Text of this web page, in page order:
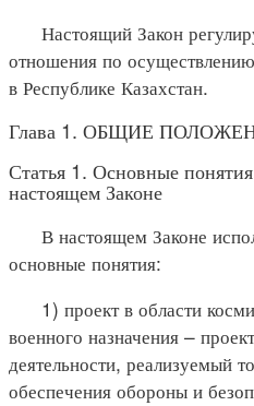
Настоящий Закон
отношения по
в Республике Казахстан.
Глава 1. ОБЩИЕ
Статья 1. Основные
настоящем Законе
В настоящем Законе
основные понятия:
1) проект в области
военного назначения –
деятельности, реализуемый
обеспечения обороны и